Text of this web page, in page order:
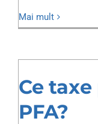
Mai mult
Ce
PFA?